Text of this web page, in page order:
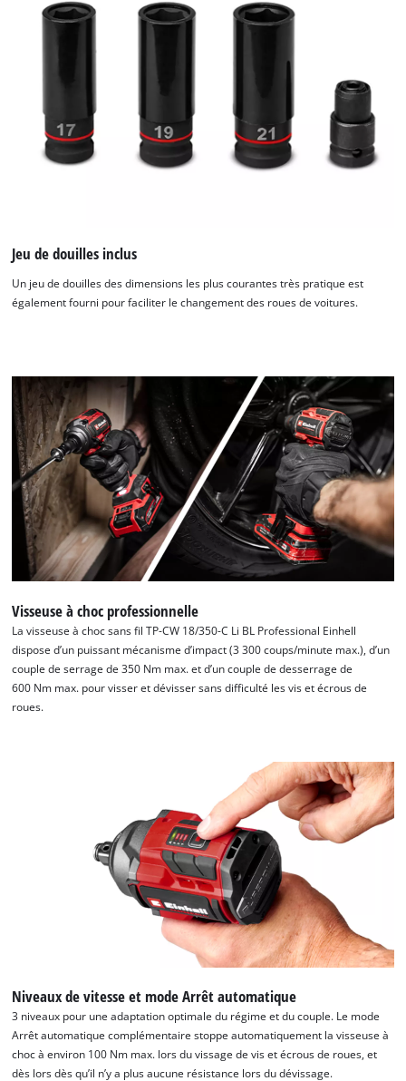
Nous avons besoin de ton accord pour
pouvoir charger Google Maps !
This content is not permitted to load due
to trackers that are not disclosed to the
Jeu de douilles inclus
Un jeu de douilles des dimensions les plus courantes très pratique est
également fourni pour faciliter le changement des roues de voitures.
Visseuse à choc professionnelle
La visseuse à choc sans fil TP-CW 18/350-C Li BL Professional Einhell
dispose d’un puissant mécanisme d’impact (3 300 coups/minute max.), d’un
couple de serrage de 350 Nm max. et d’un couple de desserrage de
600 Nm max. pour visser et dévisser sans difficulté les vis et écrous de
roues.
Niveaux de vitesse et mode Arrêt automatique
3 niveaux pour une adaptation optimale du régime et du couple. Le mode
Arrêt automatique complémentaire stoppe automatiquement la visseuse à
choc à environ 100 Nm max. lors du vissage de vis et écrous de roues, et
dès lors dès qu’il n’y a plus aucune résistance lors du dévissage.